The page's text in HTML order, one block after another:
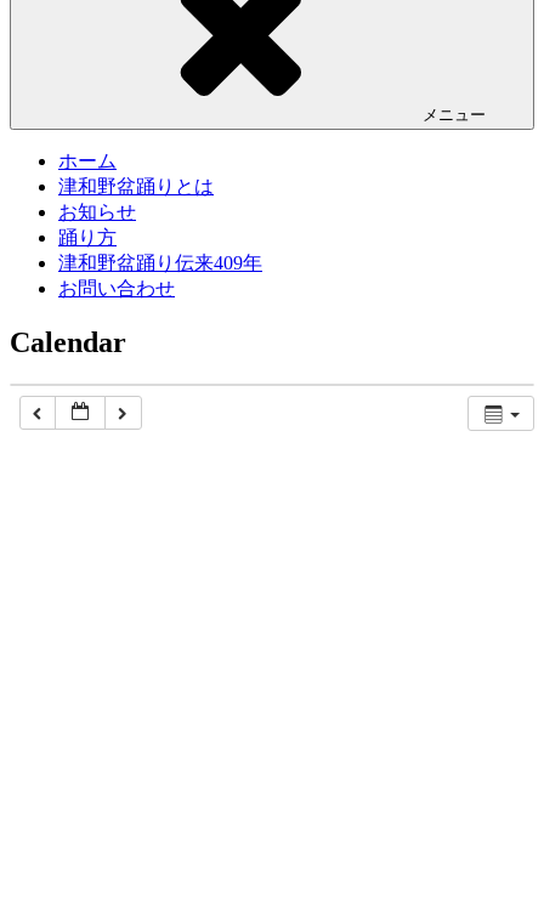
メニュー
ホーム
津和野盆踊りとは
お知らせ
踊り方
津和野盆踊り伝来409年
お問い合わせ
Calendar